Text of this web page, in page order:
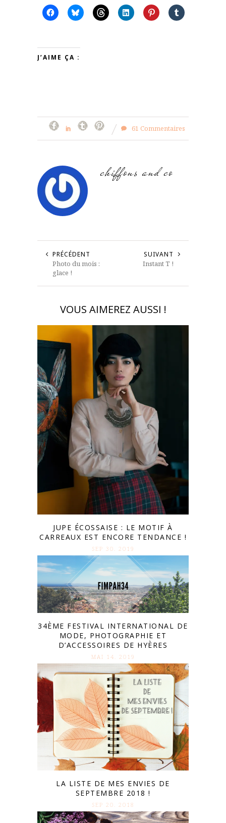
J’AIME ÇA :
61 Commentaires
chiffons and co
PRÉCÉDENT
Photo du mois :
glace !
SUIVANT
Instant T !
VOUS AIMEREZ AUSSI !
JUPE ÉCOSSAISE : LE MOTIF À
CARREAUX EST ENCORE TENDANCE !
SEP 30. 2019
34ÈME FESTIVAL INTERNATIONAL DE
MODE, PHOTOGRAPHIE ET
D’ACCESSOIRES DE HYÈRES
MAI 14. 2019
LA LISTE DE MES ENVIES DE
SEPTEMBRE 2018 !
SEP 20. 2018